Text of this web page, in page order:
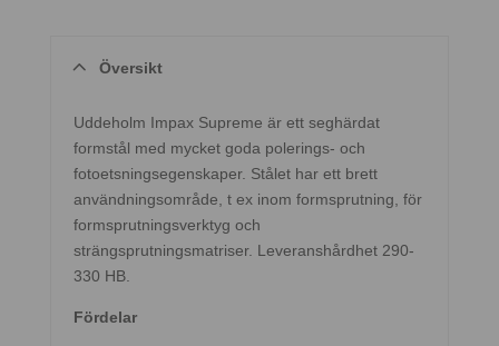
Översikt
Uddeholm Impax Supreme är ett seghärdat
formstål med mycket goda polerings- och
fotoetsningsegenskaper. Stålet har ett brett
användningsområde, t ex inom formsprutning, för
formsprutningsverktyg och
strängsprutningsmatriser. Leveranshårdhet 290-
330 HB.
Fördelar